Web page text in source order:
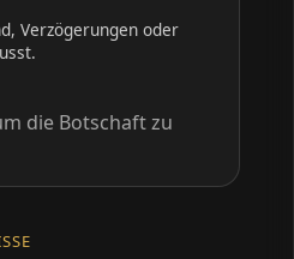
Verzögerungen oder
die Botschaft zu